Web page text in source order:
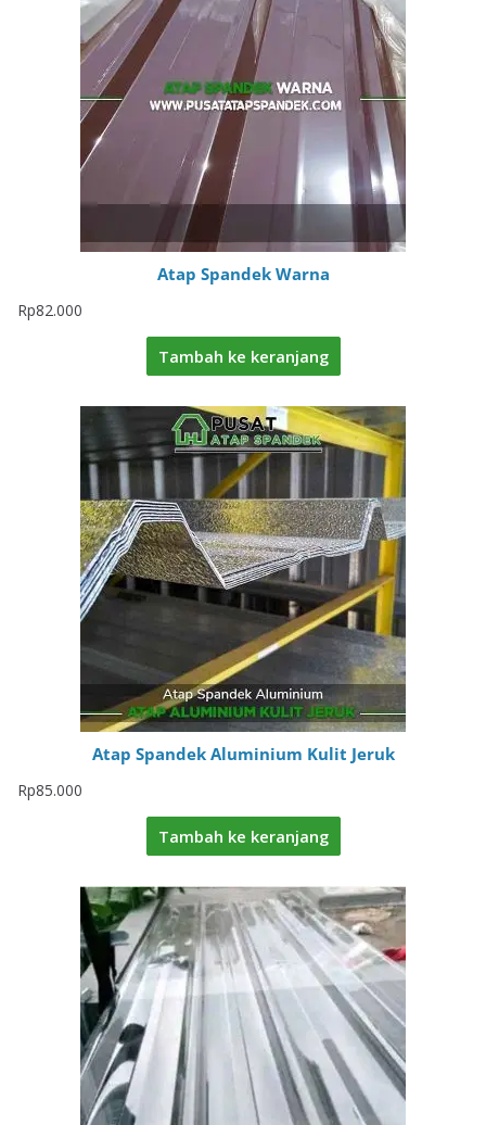
Atap Spandek Warna
Rp82.000
Tambah ke keranjang
Atap Spandek Aluminium Kulit Jeruk
Rp85.000
Tambah ke keranjang